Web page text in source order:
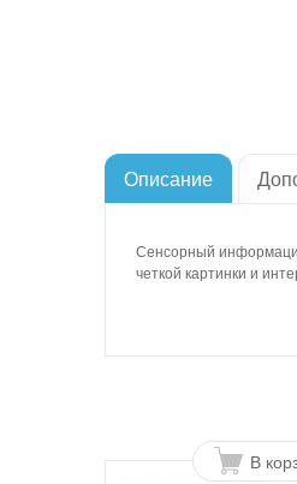
Описание
Сенсорный
четкой картинки и
В